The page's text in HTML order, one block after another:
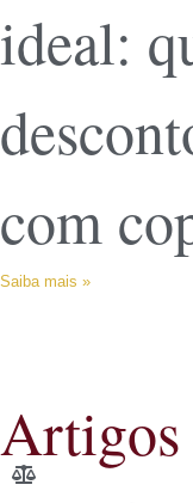
ideal:
com
Saiba mais »